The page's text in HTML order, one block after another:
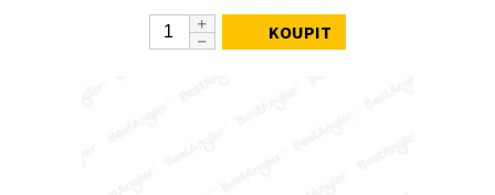
KOUPIT